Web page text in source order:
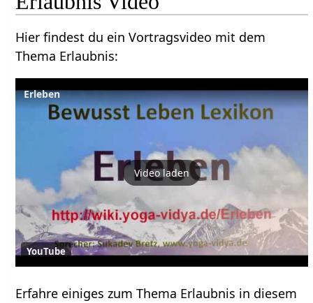
Hier findest du ein Vortragsvideo mit dem
Thema Erlaubnis‏‎:
Erleben‏‎
Video laden
YouTube
Erfahre einiges zum Thema Erlaubnis‏‎ in diesem